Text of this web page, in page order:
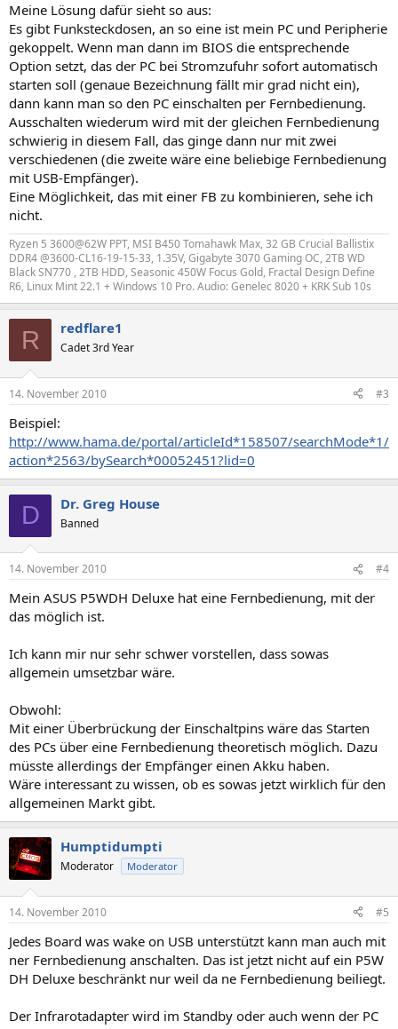
Meine Lösung dafür sieht so aus:
Es gibt Funksteckdosen, an so eine ist mein PC und Peripherie
gekoppelt. Wenn man dann im BIOS die entsprechende
Option setzt, das der PC bei Stromzufuhr sofort automatisch
starten soll (genaue Bezeichnung fällt mir grad nicht ein),
dann kann man so den PC einschalten per Fernbedienung.
Ausschalten wiederum wird mit der gleichen Fernbedienung
schwierig in diesem Fall, das ginge dann nur mit zwei
verschiedenen (die zweite wäre eine beliebige Fernbedienung
mit USB-Empfänger).
Eine Möglichkeit, das mit einer FB zu kombinieren, sehe ich
nicht.
Ryzen 5 3600@62W PPT, MSI B450 Tomahawk Max, 32 GB Crucial Ballistix
DDR4 @3600-CL16-19-15-33, 1.35V, Gigabyte 3070 Gaming OC, 2TB WD
Black SN770 , 2TB HDD, Seasonic 450W Focus Gold, Fractal Design Define
R6, Linux Mint 22.1 + Windows 10 Pro. Audio: Genelec 8020 + KRK Sub 10s
R redflare1
Cadet 3rd Year
14. November 2010 #3
Beispiel:
http://www.hama.de/portal/articleId*158507/searchMode*1/
action*2563/bySearch*00052451?lid=0
D Dr. Greg House
Banned
14. November 2010 #4
Mein ASUS P5WDH Deluxe hat eine Fernbedienung, mit der
das möglich ist.
Ich kann mir nur sehr schwer vorstellen, dass sowas
allgemein umsetzbar wäre.
Obwohl:
Mit einer Überbrückung der Einschaltpins wäre das Starten
des PCs über eine Fernbedienung theoretisch möglich. Dazu
müsste allerdings der Empfänger einen Akku haben.
Wäre interessant zu wissen, ob es sowas jetzt wirklich für den
allgemeinen Markt gibt.
Humptidumpti
Moderator Moderator
14. November 2010 #5
Jedes Board was wake on USB unterstützt kann man auch mit
ner Fernbedienung anschalten. Das ist jetzt nicht auf ein P5W
DH Deluxe beschränkt nur weil da ne Fernbedienung beiliegt.
Der Infrarotadapter wird im Standby oder auch wenn der PC